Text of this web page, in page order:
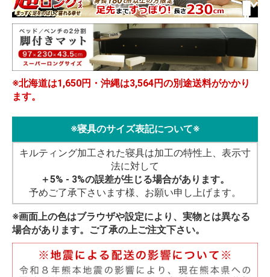
※北海道は1,650円・沖縄は3,564円の別途送料がかかり
ます。
※寝具のサイズ表記について※
キルティング加工された寝具は加工の特性上、表示寸
法に対して
＋5% - 3%の誤差が生じる場合があります。
予めご了承下さいます様、お願い申し上げます。
※画面上の色はブラウザや設定により、実物とは異なる
場合があります。ご了承の上ご注文下さい。